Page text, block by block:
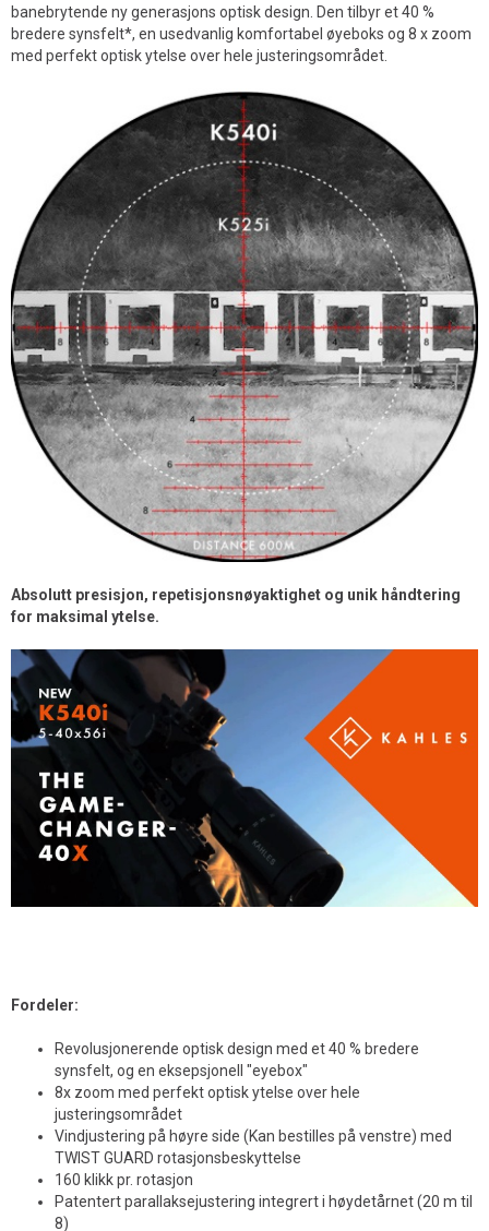
banebrytende ny generasjons optisk design. Den tilbyr et 40 %
bredere synsfelt*, en usedvanlig komfortabel øyeboks og 8 x zoom
med perfekt optisk ytelse over hele justeringsområdet.
Absolutt presisjon, repetisjonsnøyaktighet og unik håndtering
for maksimal ytelse.
Fordeler:
Revolusjonerende optisk design med et 40 % bredere
synsfelt, og en eksepsjonell "eyebox"
8x zoom med perfekt optisk ytelse over hele
justeringsområdet
Vindjustering på høyre side (Kan bestilles på venstre) med
TWIST GUARD rotasjonsbeskyttelse
160 klikk pr. rotasjon
Patentert parallaksejustering integrert i høydetårnet (20 m til
8)